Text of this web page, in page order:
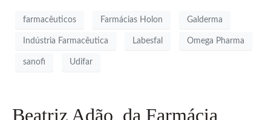
farmacêuticos Farmácias Holon Galderma
Indústria Farmacêutica Labesfal Omega Pharma
sanofi Udifar
Beatriz Adão, da Farmácia